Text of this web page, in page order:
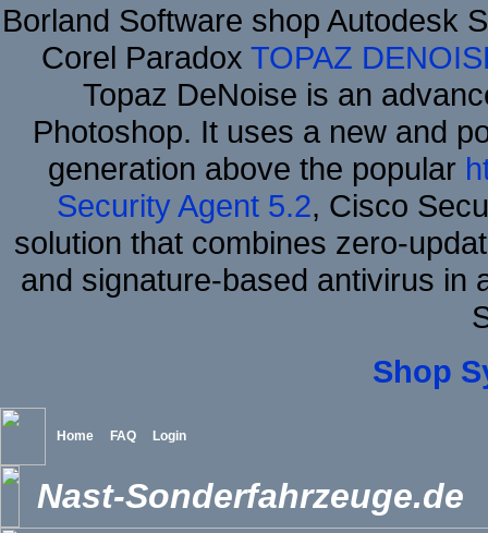
Borland Software shop Autodesk
Corel Paradox TOPAZ
Topaz DeNoise is an
Photoshop. It uses a new and
generation above the popular
Security Agent 5.2, Cisco
solution that combines zero-
and signature-based antivirus in
Shop
Home FAQ Login
Nast-Sonderfahrzeuge.de